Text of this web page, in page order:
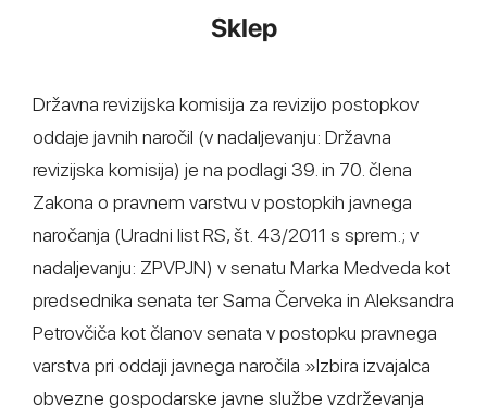
Sklep
Državna revizijska komisija za revizijo postopkov
oddaje javnih naročil (v nadaljevanju: Državna
revizijska komisija) je na podlagi 39. in 70. člena
Zakona o pravnem varstvu v postopkih javnega
naročanja (Uradni list RS, št. 43/2011 s sprem.; v
nadaljevanju: ZPVPJN) v senatu Marka Medveda kot
predsednika senata ter Sama Červeka in Aleksandra
Petrovčiča kot članov senata v postopku pravnega
varstva pri oddaji javnega naročila »Izbira izvajalca
obvezne gospodarske javne službe vzdrževanja